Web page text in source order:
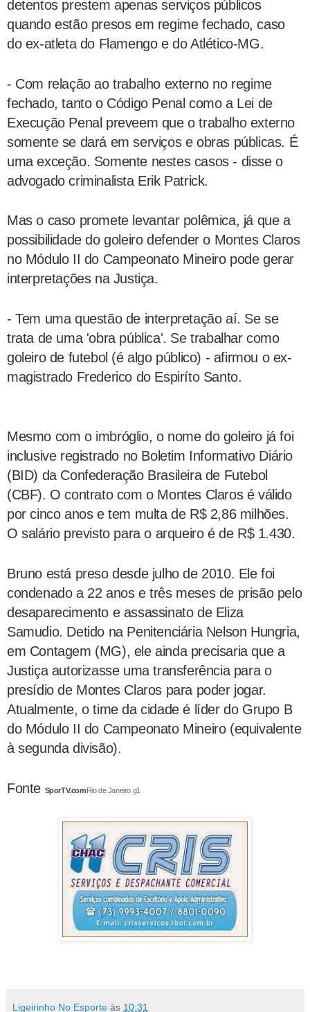
detentos prestem apenas serviços públicos
quando estão presos em regime fechado, caso
do ex-atleta do Flamengo e do Atlético-MG.
- Com relação ao trabalho externo no regime
fechado, tanto o Código Penal como a Lei de
Execução Penal preveem que o trabalho externo
somente se dará em serviços e obras públicas. É
uma exceção. Somente nestes casos - disse o
advogado criminalista Erik Patrick.
Mas o caso promete levantar polêmica, já que a
possibilidade do goleiro defender o Montes Claros
no Módulo II do Campeonato Mineiro pode gerar
interpretações na Justiça.
- Tem uma questão de interpretação aí. Se se
trata de uma 'obra pública'. Se trabalhar como
goleiro de futebol (é algo público) - afirmou o ex-
magistrado Frederico do Espiríto Santo.
Mesmo com o imbróglio, o nome do goleiro já foi
inclusive registrado no Boletim Informativo Diário
(BID) da Confederação Brasileira de Futebol
(CBF). O contrato com o Montes Claros é válido
por cinco anos e tem multa de R$ 2,86 milhões.
O salário previsto para o arqueiro é de R$ 1.430.
Bruno está preso desde julho de 2010. Ele foi
condenado a 22 anos e três meses de prisão pelo
desaparecimento e assassinato de Eliza
Samudio. Detido na Penitenciária Nelson Hungria,
em Contagem (MG), ele ainda precisaria que a
Justiça autorizasse uma transferência para o
presídio de Montes Claros para poder jogar.
Atualmente, o time da cidade é líder do Grupo B
do Módulo II do Campeonato Mineiro (equivalente
à segunda divisão).
Fonte SporTV.comRio de Janeiro g1
Ligeirinho No Esporte às 10:31